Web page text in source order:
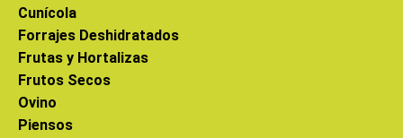
Cunícola
Forrajes Deshidratados
Frutas y Hortalizas
Frutos Secos
Ovino
Piensos